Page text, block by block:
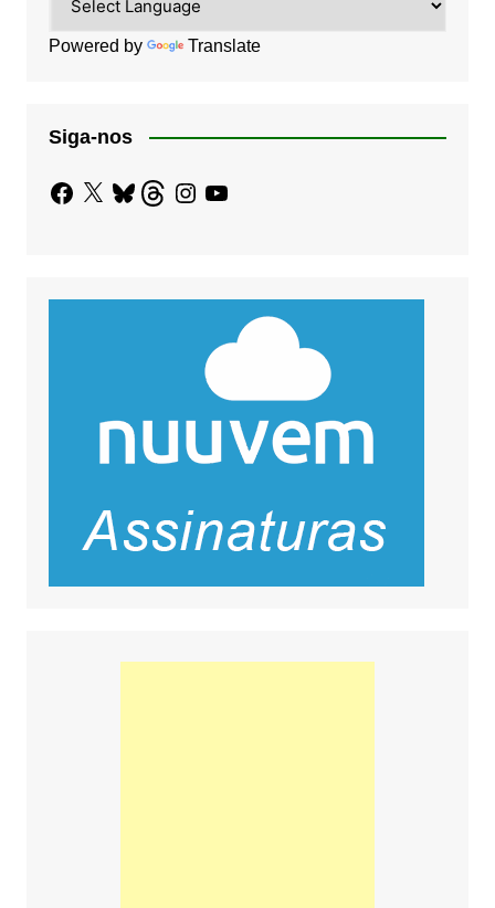
Powered by Translate
Siga-nos
Facebook
X BlueskyThreadsInstagram
YouTube